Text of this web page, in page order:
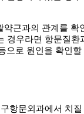
약근과의 관계를 확
경우라면 항문질
으로 원인을 확인
항문외과에서 치